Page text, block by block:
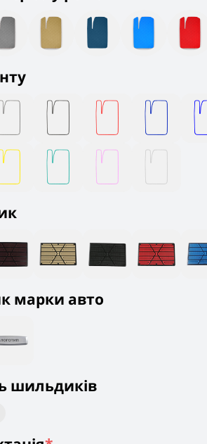
марки авто
шильдиків